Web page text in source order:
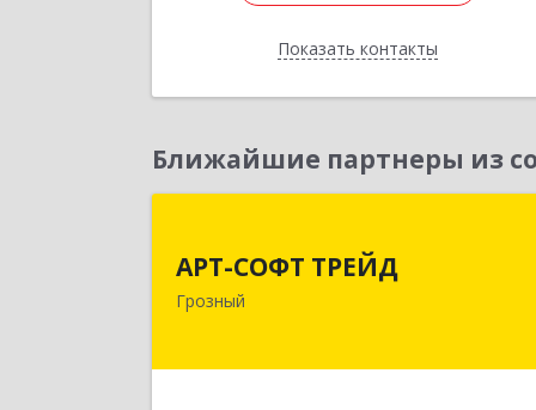
Показать контакты
Назад
Ближайшие партнеры из
АРТ-СОФТ ТРЕЙД
Грозный
364013, Чеченская Респ, Грозный г,